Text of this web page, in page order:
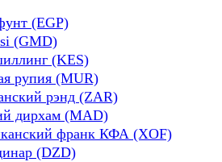
(EGP)
(GMD)
(KES)
рупия (MUR)
рэнд (ZAR)
дирхам (MAD)
франк КФА (XOF)
(DZD)